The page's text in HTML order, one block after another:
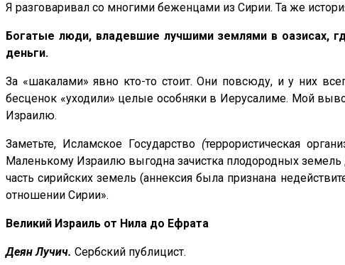
Я разговаривал со многими беженцами из Сирии. Та же
Богатые люди, владевшие лучшими землями в оазисах,
деньги.
За «шакалами» явно кто-то стоит. Они повсюду, и у них
бесценок «уходили» целые особняки в Иерусалиме. Мой
Израилю.
Заметьте, Исламское Государство (террористическая
Маленькому Израилю выгодна зачистка плодородных
часть сирийских земель (аннексия была признана
отношении Сирии».
Великий Израиль от Нила до Ефрата
Деян Лучич. Сербский публицист.